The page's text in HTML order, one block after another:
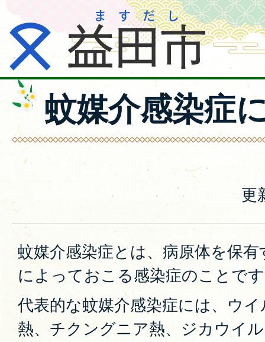
蚊媒介感染症
更
蚊媒介感染症とは、病原体を保
によっておこる感染症のことで
代表的な蚊媒介感染症には、ウ
熱、チクングニア熱、ジカウイ